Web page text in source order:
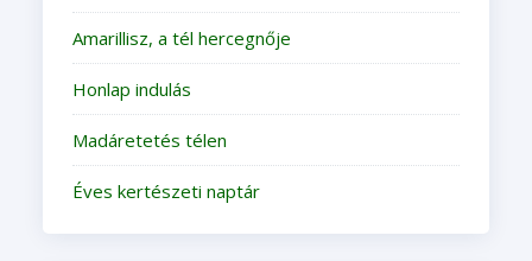
Amarillisz, a tél hercegnője
Honlap indulás
Madáretetés télen
Éves kertészeti naptár